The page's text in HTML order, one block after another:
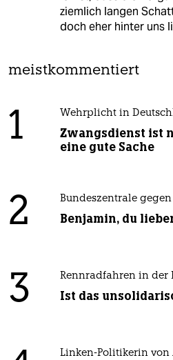
ziemlich langen
doch eher hinter uns
meistkommentiert
1 Wehrplicht in
Zwangsdienst ist
eine gute Sache
2 Bundeszentrale
Benjamin, du
3 Rennradfahren in der
Ist das
Linken-Politikerin von